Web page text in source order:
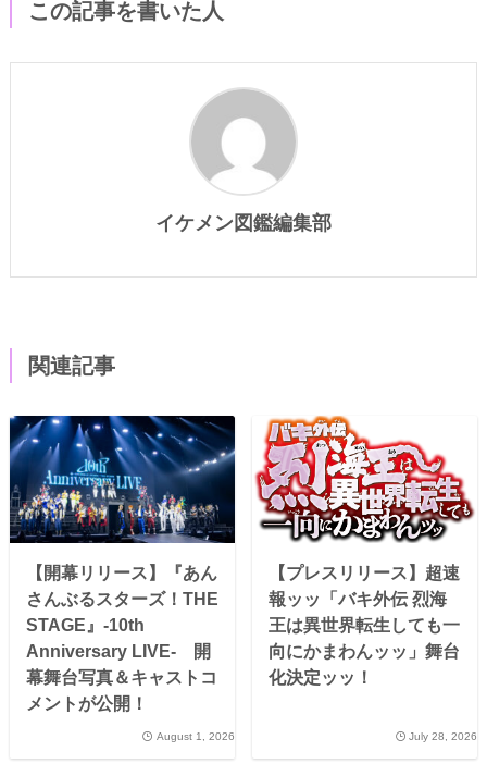
この記事を書いた人
イケメン図鑑編集部
関連記事
【開幕リリース】『あん
さんぶるスターズ！THE
STAGE』-10th
Anniversary LIVE- 開
幕舞台写真＆キャストコ
メントが公開！
August 1, 2026
【プレスリリース】超速
報ッッ「バキ外伝 烈海
王は異世界転生しても一
向にかまわんッッ」舞台
化決定ッッ！
July 28, 2026